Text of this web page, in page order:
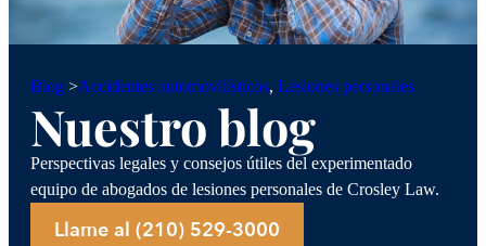
Blog >Accidentes automovilísticos, Lesiones personales
Nuestro blog
Perspectivas legales y consejos útiles del experimentado
equipo de abogados de lesiones personales de Crosley Law.
Llame al (210) 529-3000